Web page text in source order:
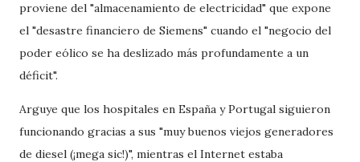
proviene del "almacenamiento de electricidad" que expone
el "desastre financiero de Siemens" cuando el "negocio del
poder eólico se ha deslizado más profundamente a un
déficit".
Arguye que los hospitales en España y Portugal siguieron
funcionando gracias a sus "muy buenos viejos generadores
de diesel (¡mega sic!)", mientras el Internet estaba